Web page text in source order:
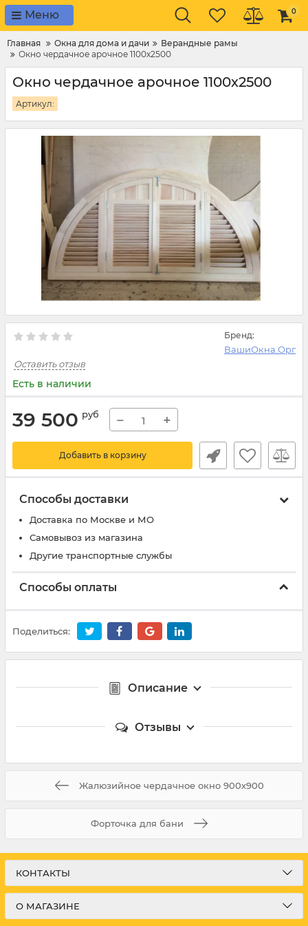
Меню 0
Главная Окна для дома и дачи
Верандные рамы
Окно чердачное арочное 1100х2500
Окно чердачное арочное 1100х2500
Артикул:
Бренд:
ВашиОкна.Орг
Оставить отзыв
Есть в наличии
39 500 руб − +
Добавить в корзину
Способы доставки
Доставка по Москве и МО
Самовывоз из магазина
Другие транспортные службы
Способы оплаты
Поделиться:
Описание
Отзывы
Жалюзийное чердачное окно 900х900
Форточка для бани
КОНТАКТЫ
О МАГАЗИНЕ